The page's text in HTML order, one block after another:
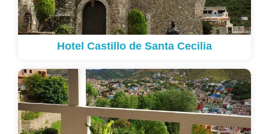
Hotel Castillo de Santa Cecilia